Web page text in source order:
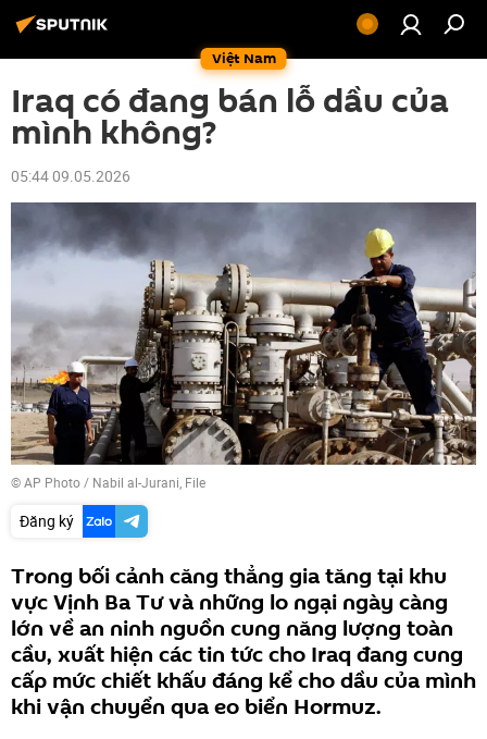
Việt Nam
Iraq có đang bán lỗ dầu của
mình không?
05:44 09.05.2026
© AP Photo / Nabil al-Jurani, File
Đăng ký
Trong bối cảnh căng thẳng gia tăng tại khu
vực Vịnh Ba Tư và những lo ngại ngày càng
lớn về an ninh nguồn cung năng lượng toàn
cầu, xuất hiện các tin tức cho Iraq đang cung
cấp mức chiết khấu đáng kể cho dầu của mình
khi vận chuyển qua eo biển Hormuz.